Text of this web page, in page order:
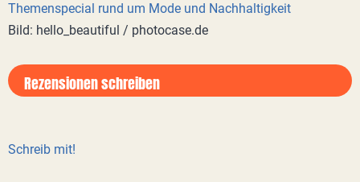
Themenspecial rund um Mode und Nachhaltigkeit
Bild: hello_beautiful / photocase.de
Rezensionen schreiben
Schreib mit!